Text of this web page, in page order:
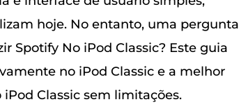
hoje. No entanto, uma pergunta
Spotify No iPod Classic? Este guia
no iPod Classic e a melhor
Classic sem limitações.